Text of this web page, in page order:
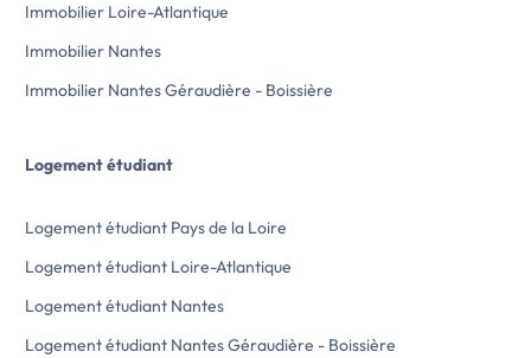
Immobilier Loire-Atlantique
Immobilier Nantes
Immobilier Nantes Géraudière - Boissière
Logement étudiant
Logement étudiant Pays de la Loire
Logement étudiant Loire-Atlantique
Logement étudiant Nantes
Logement étudiant Nantes Géraudière - Boissière